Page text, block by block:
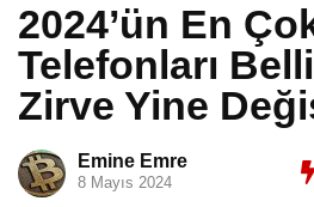
2024’ün En
Telefonları
Zirve Yine
Emine Emre
8 Mayıs 2024